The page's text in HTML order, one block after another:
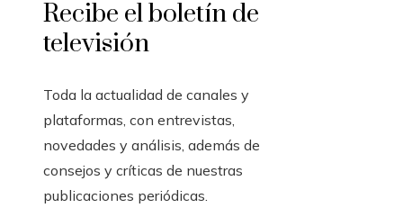
Recibe el boletín de
televisión
Toda la actualidad de canales y
plataformas, con entrevistas,
novedades y análisis, además de
consejos y críticas de nuestras
publicaciones periódicas.